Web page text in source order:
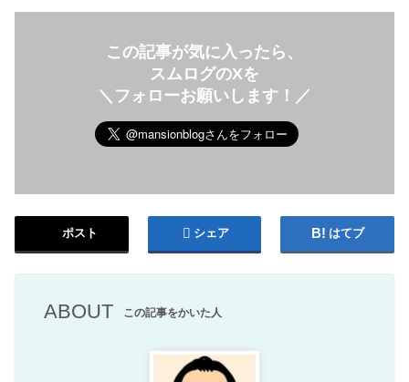
この記事が気に入ったら、
スムログのXを
＼フォローお願いします！／
ポスト シェア はてブ
ABOUT この記事をかいた人